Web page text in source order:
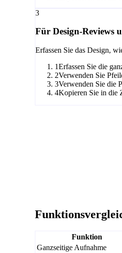
3
Für Design-Reviews
Erfassen Sie das Design,
1Erfassen Sie die
2Verwenden Sie
3Verwenden Sie die
4Kopieren Sie in die
Funktion
Ganzseitige Aufnahme